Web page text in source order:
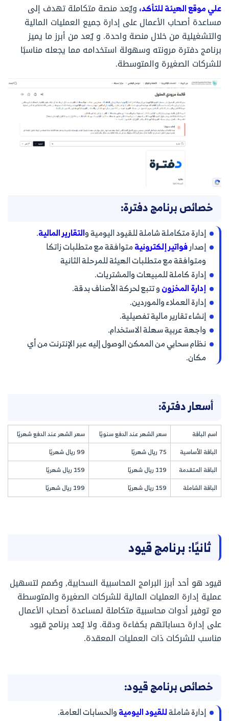
علي موقع الهيئة للتأكد، ويٌعد منصة متكاملة تهدف إلى
مساعدة أصحاب الأعمال على إدارة جميع العمليات المالية
والتشغيلية من خلال منصة واحدة. و يٌعد من أبرز ما يميز
برنامج دفترة مرونته وسهولة استخدامه مما يجعله مناسبًا
للشركات الصغيرة والمتوسطة.
خصائص برنامج دفترة:
إدارة متكاملة شاملة للقيود اليومية والتقارير المالية.
إصدارفواتير إلكترونيةمتوافقة مع متطلبات زاتكا
ومتوافقة مع متطلبات الهيئة للمرحلة الثانية
إدارة كاملة للمبيعات والمشتريات.
إدارة المخزونو تتبع لحركة الأصناف بدقة.
إدارة العملاء والموردين.
إنشاء تقارير مالية تفصيلية.
واجهة عربية سهلة الاستخدام.
نظام سحابي من الممكن الوصول إليه عبر الإنترنت من أي
مكان.
أسعار دفترة:
اسم الباقة سعر الشهر عند الدفع سنويًا
سعر الشهر عند الدفع شهريًا
الباقة الأساسية
75 ريال شهريًا
99 ريال شهريًا
الباقة المتقدمة
119 ريال شهريًا
159 ريال شهريًا
الباقة الشاملة
159 ريال شهريًا 199 ريال شهريًا
ثانيًا: برنامج قيود
قيود هو أحد أبرز البرامج المحاسبية السحابية, وصُمم لتسهيل
عملية إدارة العمليات المالية للشركات الصغيرة والمتوسطة
مع توفير أدوات محاسبية متكاملة لمساعدة أصحاب الأعمال
على إدارة حساباتهم بكفاءة ودقة. ولا يُعد برنامج قيود
مناسب للشركات ذات العمليات المعقدة.
خصائص برنامج قيود:
إدارة شاملةللقيود اليوميةوالحسابات العامة.